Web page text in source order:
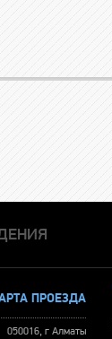
ПРОЕЗДА
050016, г Алматы